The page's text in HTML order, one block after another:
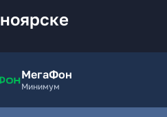
МегаФон
Минимум